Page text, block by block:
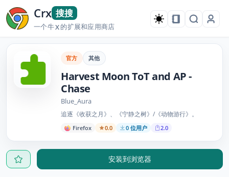
Crx 搜搜
一个牛X的扩展和应用商店
官方 其他
Harvest Moon ToT and AP -
Chase
Blue_Aura
追逐《收获之月》、《宁静之树》/《动物游行》。
Firefox 0.0 0 位用户 2.0
安装到浏览器